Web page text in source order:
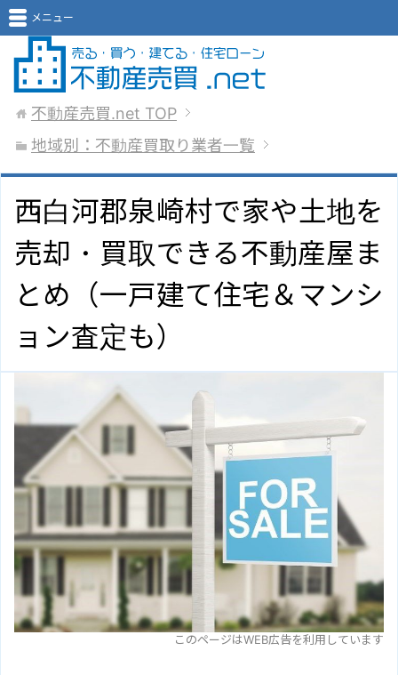
メニュー
不動産売買.net TOP
地域別：不動産買取り業者一覧
西白河郡泉崎村で家や土地を
売却・買取できる不動産屋ま
とめ（一戸建て住宅＆マンシ
ョン査定も）
このページはWEB広告を利用しています